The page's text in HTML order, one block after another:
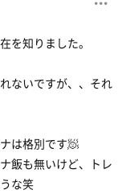
を知りました。
ないですが、、それ
は格別です🧖
飯も無いけど、トレ
な笑